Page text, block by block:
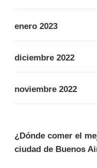
enero 2023
diciembre 2022
noviembre 2022
¿Dónde comer el
ciudad de Buenos